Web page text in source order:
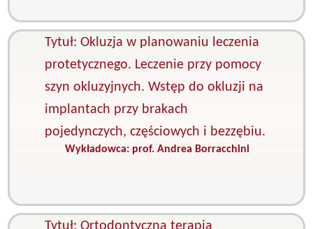
Tytuł: Okluzja w planowaniu leczenia
protetycznego. Leczenie przy pomocy
szyn okluzyjnych. Wstęp do okluzji na
implantach przy brakach
pojedynczych, częściowych i bezzębiu.
Wykładowca: prof. Andrea Borracchini
Tytuł: Ortodontyczna terapia